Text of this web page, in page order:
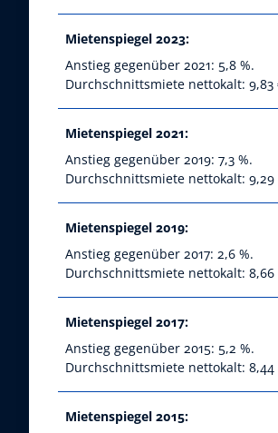
Mietenspiegel 2023:
Anstieg gegenüber 2021: 5,8 %.
Durchschnittsmiete nettokalt: 9,83
Mietenspiegel 2021:
Anstieg gegenüber 2019: 7,3 %.
Durchschnittsmiete nettokalt: 9,29
Mietenspiegel 2019:
Anstieg gegenüber 2017: 2,6 %.
Durchschnittsmiete nettokalt: 8,66
Mietenspiegel 2017:
Anstieg gegenüber 2015: 5,2 %.
Durchschnittsmiete nettokalt: 8,44
Mietenspiegel 2015: